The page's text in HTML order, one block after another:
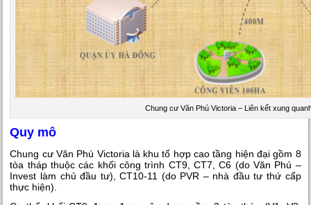
Chung cư Văn Phú Victoria – Liên kết xung
Quy mô
Chung cư Văn Phú Victoria là khu tổ hợp cao tầng hiện đại gồm 8
tòa tháp thuộc các khối công trình CT9, CT7, C6 (do Văn Phú –
Invest làm chủ đầu tư), CT10-11 (do PVR – nhà đầu tư thứ cấp
thực hiện).